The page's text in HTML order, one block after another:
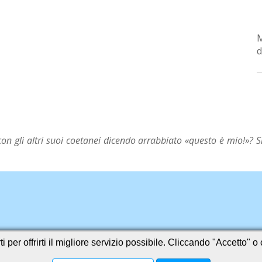
gli altri suoi coetanei dicendo arrabbiato «questo è mio!»?
per offrirti il migliore servizio possibile. Cliccando "Accetto"